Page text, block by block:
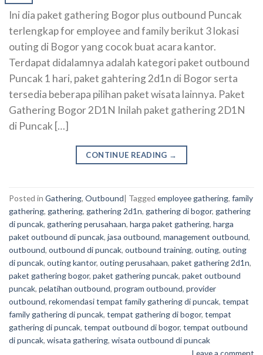
Ini dia paket gathering Bogor plus outbound Puncak
terlengkap for employee and family berikut 3 lokasi
outing di Bogor yang cocok buat acara kantor.
Terdapat didalamnya adalah kategori paket outbound
Puncak 1 hari, paket gahtering 2d1n di Bogor serta
tersedia beberapa pilihan paket wisata lainnya. Paket
Gathering Bogor 2D1N Inilah paket gathering 2D1N
di Puncak […]
CONTINUE READING →
Posted in Gathering, Outbound| Tagged employee gathering, family
gathering, gathering, gathering 2d1n, gathering di bogor, gathering
di puncak, gathering perusahaan, harga paket gathering, harga
paket outbound di puncak, jasa outbound, management outbound,
outbound, outbound di puncak, outbound training, outing, outing
di puncak, outing kantor, outing perusahaan, paket gathering 2d1n,
paket gathering bogor, paket gathering puncak, paket outbound
puncak, pelatihan outbound, program outbound, provider
outbound, rekomendasi tempat family gathering di puncak, tempat
family gathering di puncak, tempat gathering di bogor, tempat
gathering di puncak, tempat outbound di bogor, tempat outbound
di puncak, wisata gathering, wisata outbound di puncak